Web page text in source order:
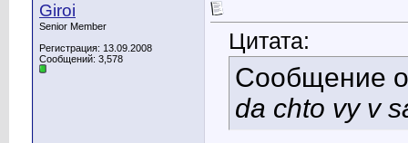
Giroi
Senior Member
Регистрация: 13.09.2008
Сообщений: 3,578
Цитата:
Сообщение
da chto vy v